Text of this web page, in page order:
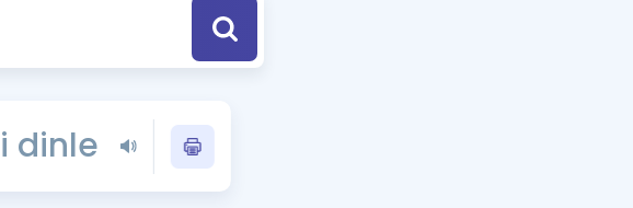
Eğitim ve Kitaplara Özel Fırsatlar
YDS - YÖKDİL Tüm Sınavlarla İlgili Haberler
İngilizce Gramer ve Konu Anlatımı
dinle